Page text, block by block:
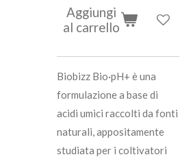
Aggiungi
al carrello
Biobizz Bio·pH+ è una
formulazione a base di
acidi umici raccolti da fonti
naturali, appositamente
studiata per i coltivatori